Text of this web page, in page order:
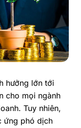
hưởng lớn tới
cho mọi ngành
Tuy nhiên,
ứng phó dịch